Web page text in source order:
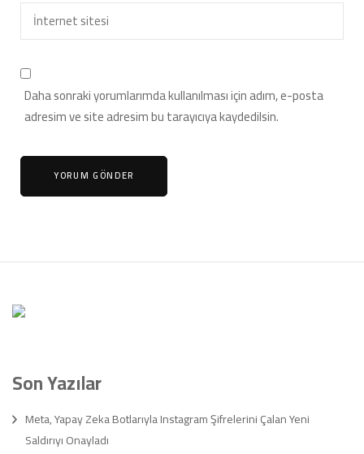
Daha sonraki yorumlarımda kullanılması için adım, e-posta
adresim ve site adresim bu tarayıcıya kaydedilsin.
Son Yazılar
Meta, Yapay Zeka Botlarıyla Instagram Şifrelerini Çalan Yeni
Saldırıyı Onayladı